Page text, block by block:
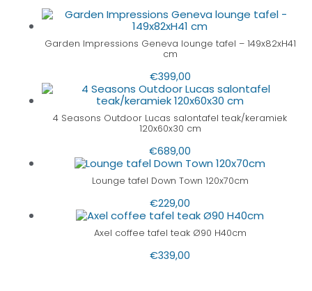
Garden Impressions Geneva lounge tafel – 149x82xH41
cm
€399,00
4 Seasons Outdoor Lucas salontafel teak/keramiek
120x60x30 cm
€689,00
Lounge tafel Down Town 120x70cm
€229,00
Axel coffee tafel teak Ø90 H40cm
€339,00